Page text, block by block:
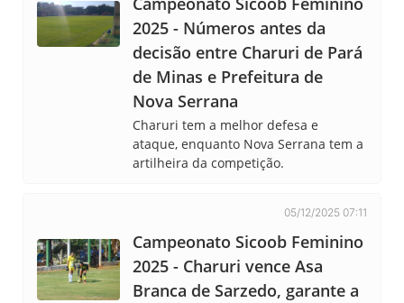
2025 - Números antes da
decisão entre Charuri de Pará
de Minas e Prefeitura de
Nova Serrana
Charuri tem a melhor defesa e
ataque, enquanto Nova Serrana tem a
artilheira da competição.
05/12/2025 07:11
Campeonato Sicoob Feminino
2025 - Charuri vence Asa
Branca de Sarzedo, garante a